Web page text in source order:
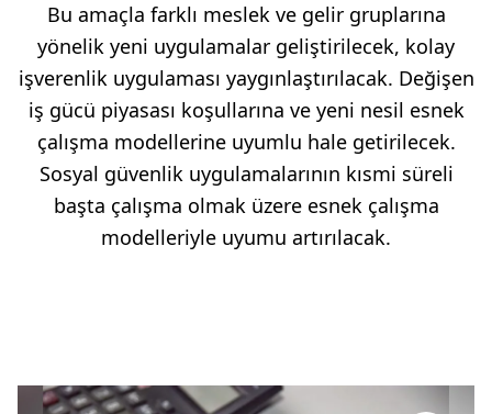
Bu amaçla farklı meslek ve gelir gruplarına
yönelik yeni uygulamalar geliştirilecek, kolay
işverenlik uygulaması yaygınlaştırılacak. Değişen
iş gücü piyasası koşullarına ve yeni nesil esnek
çalışma modellerine uyumlu hale getirilecek.
Sosyal güvenlik uygulamalarının kısmi süreli
başta çalışma olmak üzere esnek çalışma
modelleriyle uyumu artırılacak.